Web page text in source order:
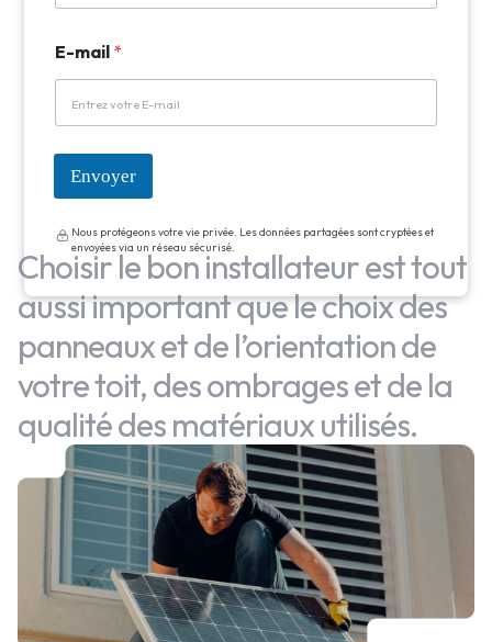
E-mail *
Envoyer
Nous protégeons votre vie privée. Les données partagées sont cryptées et
envoyées via un réseau sécurisé.
Choisir le bon installateur est tout
aussi important que le choix des
panneaux et de l’orientation de
votre toit, des ombrages et de la
qualité des matériaux utilisés.